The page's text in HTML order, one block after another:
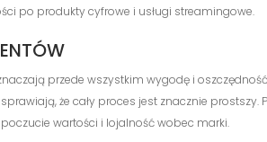
po produkty cyfrowe i usługi streamingowe.
przede wszystkim wygodę i
że cały proces jest znacznie
wartości i lojalność wobec marki.